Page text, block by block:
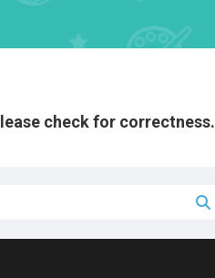
check for correctness.